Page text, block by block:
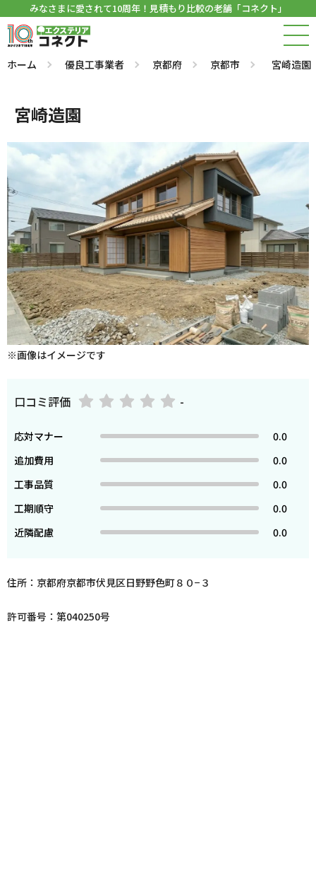
みなさまに愛されて10周年！見積もり比較の老舗「コネクト」
ホーム 優良工事業者 京都府 京都市 宮崎造園
宮崎造園
※画像はイメージです
口コミ評価 -
応対マナー
0.0
追加費用
0.0
工事品質
0.0
工期順守
0.0
近隣配慮
0.0
住所：京都府京都市伏見区日野野色町８０−３
許可番号：第040250号